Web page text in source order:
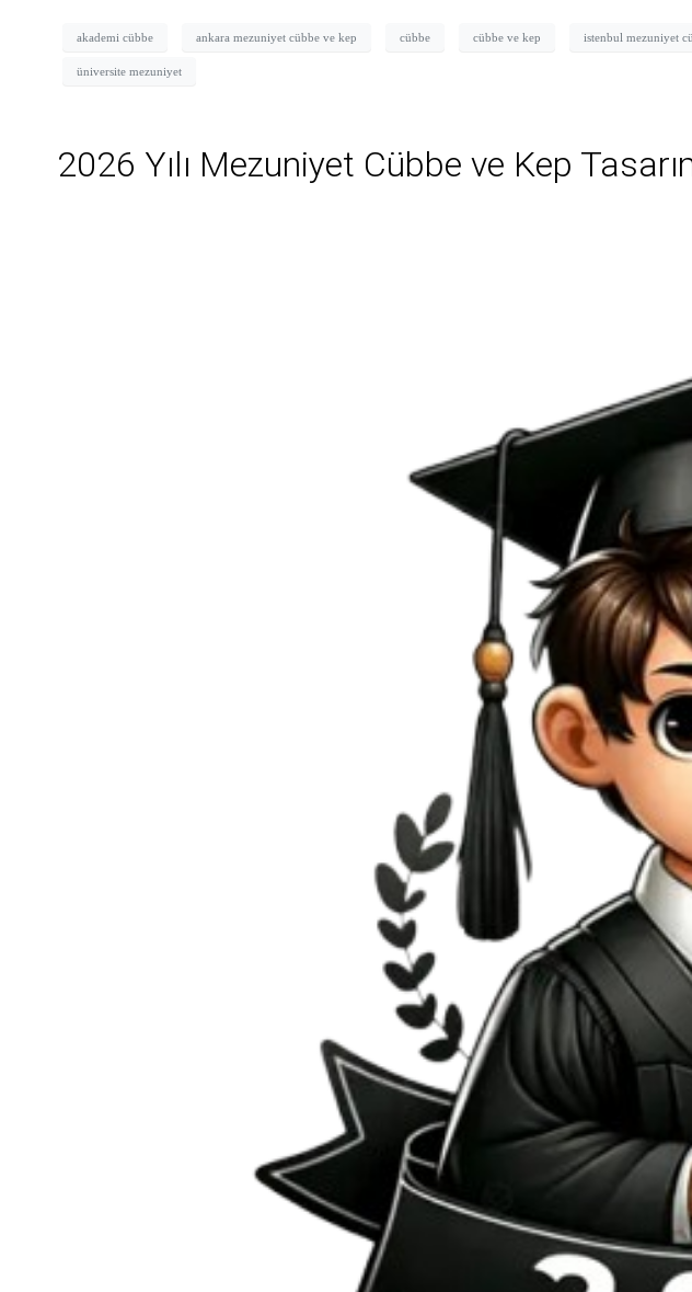
akademi cübbe ankara mezuniyet cübbe ve kep cübbe cübbe ve kep istenbul mezuniyet
üniversite mezuniyet
2026 Yılı Mezuniyet Cübbe ve Kep